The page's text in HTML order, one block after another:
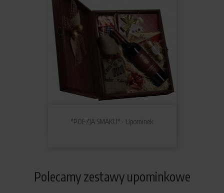
"POEZJA SMAKU" - Upominek
Polecamy zestawy upominkowe